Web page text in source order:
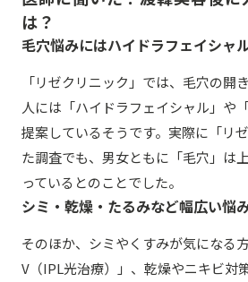
は？
毛穴悩みにはハイドラフェイシャ
「リゼクリニック」では、毛穴の開
人には「ハイドラフェイシャル」や
提案しているそうです。実際に「リ
た調査でも、男女ともに「毛穴」は
っているとのことでした。
シミ・乾燥・たるみなど幅広い悩
そのほか、シミやくすみが気になる
V（IPL光治療）」、乾燥やニキビ対